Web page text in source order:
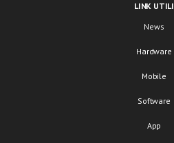
LINK UTILI
News
Hardware
Mobile
Software
App